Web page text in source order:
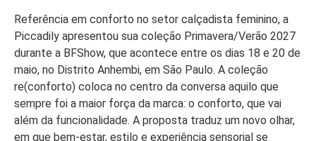
Referência em conforto no setor calçadista feminino, a
Piccadily apresentou sua coleção Primavera/Verão 2027
durante a BFShow, que acontece entre os dias 18 e 20 de
maio, no Distrito Anhembi, em São Paulo. A coleção
re(conforto) coloca no centro da conversa aquilo que
sempre foi a maior força da marca: o conforto, que vai
além da funcionalidade. A proposta traduz um novo olhar,
em que bem-estar, estilo e experiência sensorial se